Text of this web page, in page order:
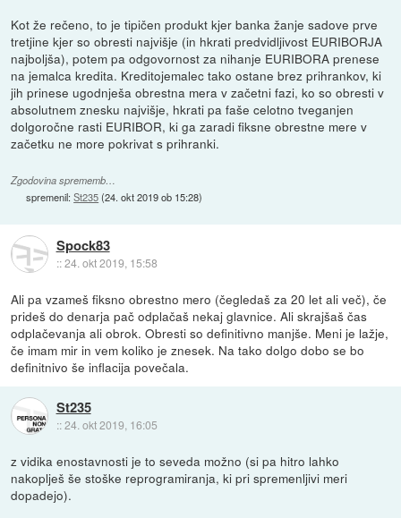
Kot že rečeno, to je tipičen produkt kjer banka žanje sadove prve
tretjine kjer so obresti najvišje (in hkrati predvidljivost EURIBORJA
najboljša), potem pa odgovornost za nihanje EURIBORA prenese
na jemalca kredita. Kreditojemalec tako ostane brez prihrankov, ki
jih prinese ugodnješa obrestna mera v začetni fazi, ko so obresti v
absolutnem znesku najvišje, hkrati pa faše celotno tveganjen
dolgoročne rasti EURIBOR, ki ga zaradi fiksne obrestne mere v
začetku ne more pokrivat s prihranki.
Zgodovina sprememb…
spremenil:St235(24. okt 2019 ob 15:28)
Spock83
::24. okt 2019, 15:58
Ali pa vzameš fiksno obrestno mero (čegledaš za 20 let ali več), če
prideš do denarja pač odplačaš nekaj glavnice. Ali skrajšaš čas
odplačevanja ali obrok. Obresti so definitivno manjše. Meni je lažje,
če imam mir in vem koliko je znesek. Na tako dolgo dobo se bo
definitnivo še inflacija povečala.
St235
::24. okt 2019, 16:05
z vidika enostavnosti je to seveda možno (si pa hitro lahko
nakoplješ še stoške reprogramiranja, ki pri spremenljivi meri
dopadejo).